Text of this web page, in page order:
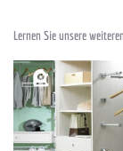
Lernen Sie unsere